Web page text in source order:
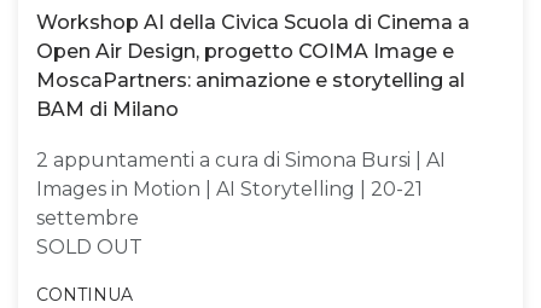
Workshop AI della Civica Scuola di Cinema a
Open Air Design, progetto COIMA Image e
MoscaPartners: animazione e storytelling al
BAM di Milano
2 appuntamenti a cura di Simona Bursi | AI
Images in Motion | AI Storytelling | 20-21
settembre
SOLD OUT
CONTINUA